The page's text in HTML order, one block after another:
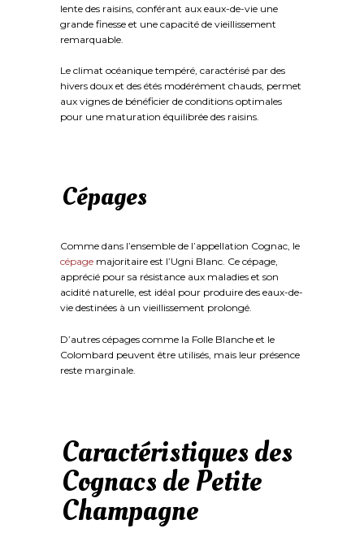
lente des raisins, conférant aux eaux-de-vie une
grande finesse et une capacité de vieillissement
remarquable.
Le climat océanique tempéré, caractérisé par des
hivers doux et des étés modérément chauds, permet
aux vignes de bénéficier de conditions optimales
pour une maturation équilibrée des raisins.
Cépages
Comme dans l’ensemble de l’appellation Cognac, le
cépage majoritaire est l’Ugni Blanc. Ce cépage,
apprécié pour sa résistance aux maladies et son
acidité naturelle, est idéal pour produire des eaux-de-
vie destinées à un vieillissement prolongé.
D’autres cépages comme la Folle Blanche et le
Colombard peuvent être utilisés, mais leur présence
reste marginale.
Caractéristiques des
Cognacs de Petite
Champagne